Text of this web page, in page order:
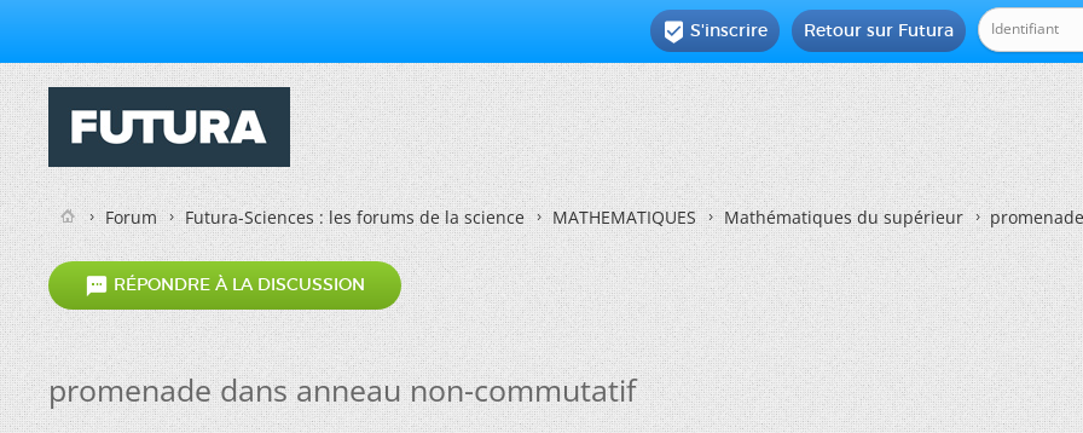
Retour sur Futura
 S'inscrire
Forum Futura-Sciences : les forums de la science MATHEMATIQUES Mathématiques du supérieur
 RÉPONDRE À LA DISCUSSION
promenade dans anneau non-commutatif